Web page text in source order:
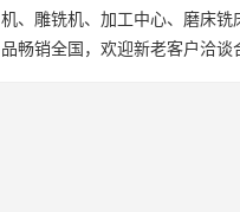
机、雕铣机、加工中心、磨床
品畅销全国，欢迎新老客户洽谈